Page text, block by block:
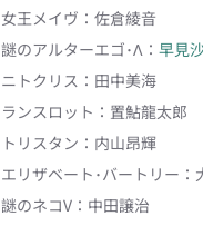
女王メイヴ ： 佐倉綾音
謎のアルターエゴ･Λ ： 早見
ニトクリス ： 田中美海
ランスロット ： 置鮎龍太郎
トリスタン ： 内山昂輝
エリザベート･バートリー ：
謎のネコV ： 中田譲治